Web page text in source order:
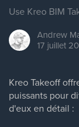
Use Kreo BIM
Andrew
17 juillet
Kreo Takeoff
puissants pour
d'eux en détail :